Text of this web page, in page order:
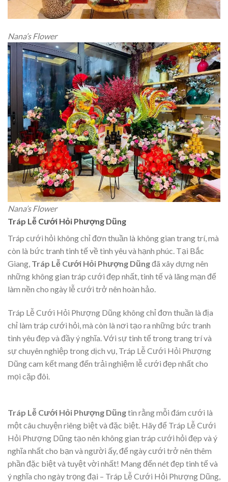
Nana’s Flower
Nana’s Flower
Tráp Lễ Cưới Hỏi Phượng Dũng
Tráp cưới hỏi không chỉ đơn thuần là không gian trang trí, mà
còn là bức tranh tinh tế về tình yêu và hạnh phúc. Tại Bắc
Giang, Tráp Lễ Cưới Hỏi Phượng Dũngđã xây dựng nên
những không gian tráp cưới đẹp nhất, tinh tế và lãng mạn để
làm nền cho ngày lễ cưới trở nên hoàn hảo.
Tráp Lễ Cưới Hỏi Phượng Dũng không chỉ đơn thuần là địa
chỉ làm tráp cưới hỏi, mà còn là nơi tạo ra những bức tranh
tình yêu đẹp và đầy ý nghĩa. Với sự tinh tế trong trang trí và
sự chuyên nghiệp trong dịch vụ, Tráp Lễ Cưới Hỏi Phượng
Dũng cam kết mang đến trải nghiệm lễ cưới đẹp nhất cho
mọi cặp đôi.
Tráp Lễ Cưới Hỏi Phượng Dũngtin rằng mỗi đám cưới là
một câu chuyện riêng biệt và đặc biệt. Hãy để Tráp Lễ Cưới
Hỏi Phượng Dũng tạo nên không gian tráp cưới hỏi đẹp và ý
nghĩa nhất cho bạn và người ấy, để ngày cưới trở nên thêm
phần đặc biệt và tuyệt vời nhất! Mang đến nét đẹp tinh tế và
ý nghĩa cho ngày trọng đại – Tráp Lễ Cưới Hỏi Phượng Dũng,